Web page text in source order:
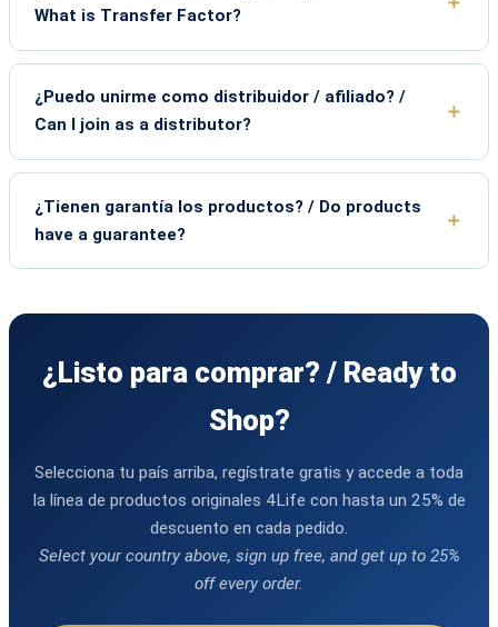
What is Transfer Factor?
¿Puedo unirme como distribuidor / afiliado? /
Can I join as a distributor?
¿Tienen garantía los productos? / Do products
have a guarantee?
¿Listo para comprar? / Ready to
Shop?
Selecciona tu país arriba, regístrate gratis y accede a toda
la línea de productos originales 4Life con hasta un 25% de
descuento en cada pedido.
Select your country above, sign up free, and get up to 25%
off every order.